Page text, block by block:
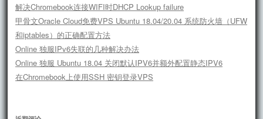
解决Chromebook连接WIFI时DHCP Lookup failure
甲骨文Oracle Cloud免费VPS Ubuntu 18.04/20.04 系统防火墙（UFW
和iptables）的正确配置方法
Online 独服IPv6失联的几种解决办法
Online 独服 Ubuntu 18.04 关闭默认IPV6并额外配置静态IPV6
在Chromebook上使用SSH 密钥登录VPS